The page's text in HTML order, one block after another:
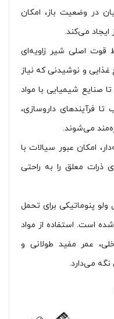
در وضعیت باز، امکان
ایجاد می‌کند.
قوت اصلی شیر زاویه‌ای
و نوشیدنی که نیاز
تا صنایع شیمیایی با مواد
فرآیندهای داروسازی،
می‌شوند.
امکان عبور سیالات با
ذرات معلق را به راحتی
پنوماتیکی برای تحمل
است. استفاده از مواد
عمر مفید طولانی و
نگه می‌دارد.